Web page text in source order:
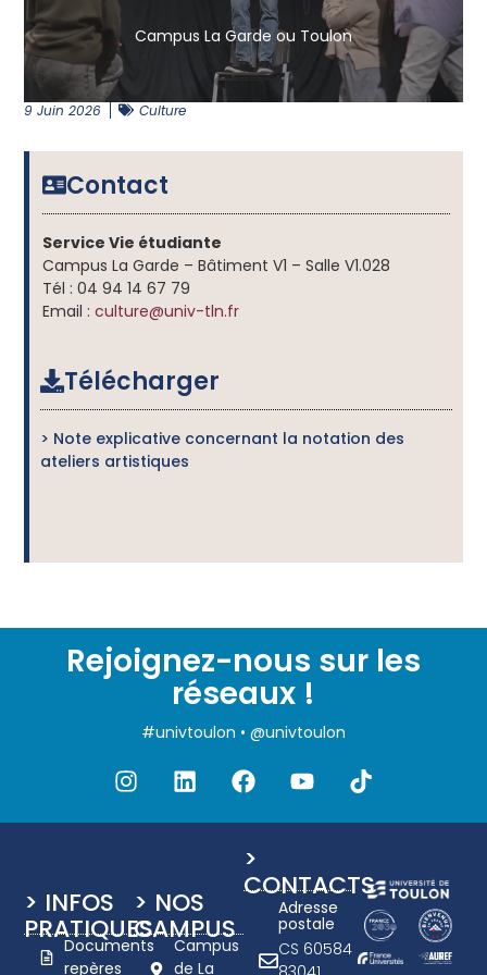
Campus La Garde ou Toulon
Pour le plaisir de l’improvisation, de l’échange entre
9 Juin 2026 Culture
Contact
Service Vie étudiante
Campus La Garde – Bâtiment V1 – Salle V1.028
Tél : 04 94 14 67 79
Email :culture@univ-tln.fr
Télécharger
> Note explicative concernant la notation des
ateliers artistiques
Rejoignez-nous sur les
réseaux !
#univtoulon • @univtoulon
>
CONTACTS
Adresse
postale
CS 60584
> NOS
CAMPUS
Campus
de La
> INFOS
PRATIQUES
Documents
repères